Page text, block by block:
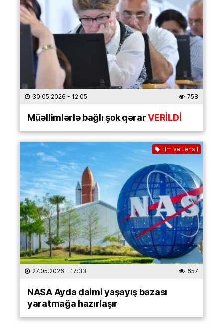
30.05.2026 - 12:05 758
Müəllimlərlə bağlı şok qərarVERİLDİ
Elm və təhsil
27.05.2026 - 17:33 657
NASA Ayda daimi yaşayış bazası
yaratmağa hazırlaşır